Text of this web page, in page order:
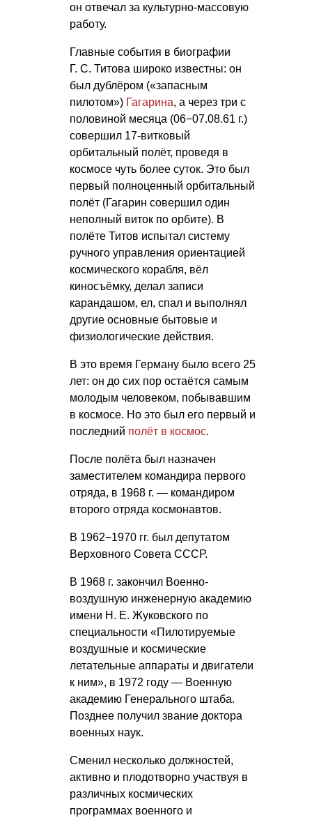
он отвечал за культурно-массовую
работу.
Главные события в биографии
Г. С. Титова широко известны: он
был дублёром («запасным
пилотом») Гагарина, а через три с
половиной месяца (06−07.08.61 г.)
совершил 17-витковый
орбитальный полёт, проведя в
космосе чуть более суток. Это был
первый полноценный орбитальный
полёт (Гагарин совершил один
неполный виток по орбите). В
полёте Титов испытал систему
ручного управления ориентацией
космического корабля, вёл
киносъёмку, делал записи
карандашом, ел, спал и выполнял
другие основные бытовые и
физиологические действия.
В это время Герману было всего 25
лет: он до сих пор остаётся самым
молодым человеком, побывавшим
в космосе. Но это был его первый и
последний полёт в космос.
После полёта был назначен
заместителем командира первого
отряда, в 1968 г. — командиром
второго отряда космонавтов.
В 1962−1970 гг. был депутатом
Верховного Совета СССР.
В 1968 г. закончил Военно-
воздушную инженерную академию
имени Н. Е. Жуковского по
специальности «Пилотируемые
воздушные и космические
летательные аппараты и двигатели
к ним», в 1972 году — Военную
академию Генерального штаба.
Позднее получил звание доктора
военных наук.
Сменил несколько должностей,
активно и плодотворно участвуя в
различных космических
программах военного и